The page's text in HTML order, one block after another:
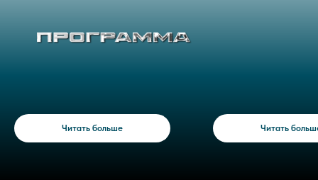
Читать больше Читать